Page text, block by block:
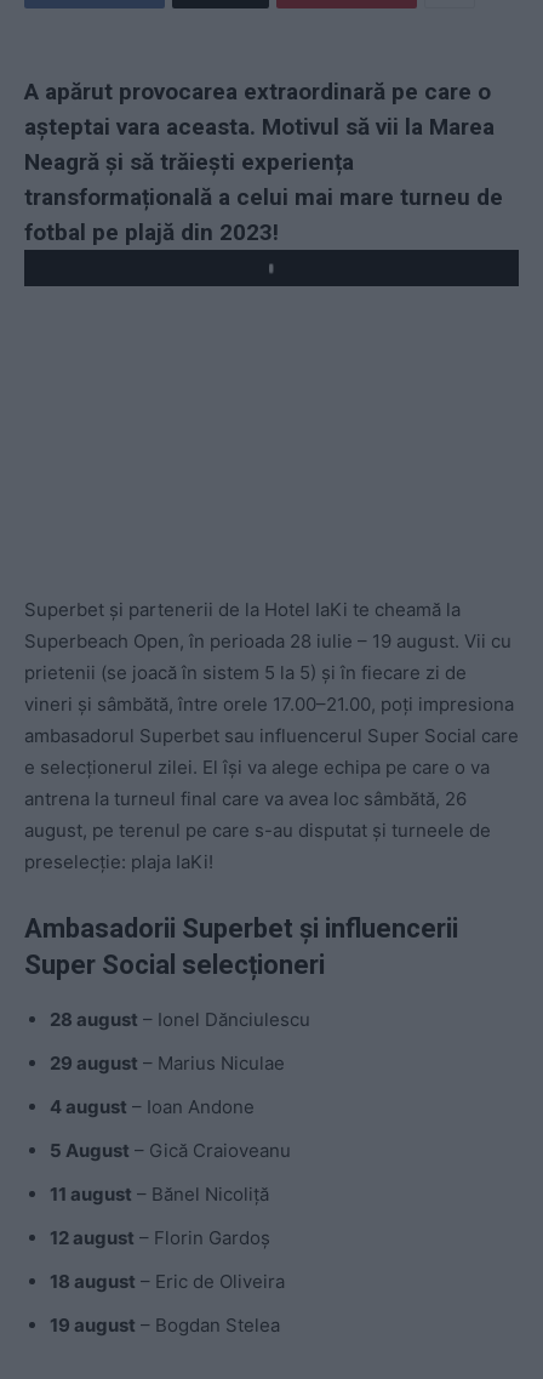
A apărut provocarea extraordinară pe care o
așteptai vara aceasta. Motivul să vii la Marea
Neagră și să trăiești experiența
transformațională a celui mai mare turneu de
fotbal pe plajă din 2023!
Play
Superbet și partenerii de la Hotel IaKi te cheamă la
Superbeach Open, în perioada 28 iulie – 19 august. Vii cu
prietenii (se joacă în sistem 5 la 5) și în fiecare zi de
vineri și sâmbătă, între orele 17.00–21.00, poți impresiona
ambasadorul Superbet sau influencerul Super Social care
e selecționerul zilei. El își va alege echipa pe care o va
antrena la turneul final care va avea loc sâmbătă, 26
august, pe terenul pe care s-au disputat și turneele de
preselecție: plaja IaKi!
Ambasadorii Superbet și influencerii
Super Social selecționeri
28 august – Ionel Dănciulescu
29 august – Marius Niculae
4 august – Ioan Andone
5 August – Gică Craioveanu
11 august – Bănel Nicoliță
12 august – Florin Gardoș
18 august – Eric de Oliveira
19 august – Bogdan Stelea